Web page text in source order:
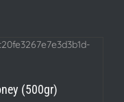
(500gr)